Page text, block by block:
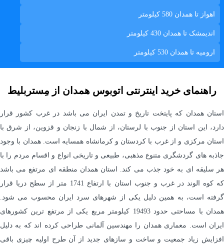
اهواز تا همدان 580 کیلومتر
انديمشک تا همدان 430 کیلومتر
اروميه تا همدان 530 کیلومتر
راهنمای خرید اینترنتی اتوبوس همدان از مِستربلیط
استان همدان که پایتخت تاریخ و تمدن ایران می باشد در غرب کشور قرار
دارد، این استان از جنوب با لرستان، از شمال با زنجان و قزوین، از شرق با
استان مرکزی و از غرب با کردستان و کرمانشاه همسایه است. همدان با وجود
جاذبه های گردشگری متنوع مذهبی، طبیعی و تاریخی انواع و اقسام مردم را با
هر سلیقه ای به خود جذب می کند. استان همدان منطقه ای مرتفع می باشد
که کوه الوند در غرب و جنوب استان با ارتفاع 1741 متر از سطح دریا قرار
گرفته است، به همین دلیل یکی از شهرهای سرد ایران محسوب می شود.
همدان با مساحتی حدود 19493 کیلومتر مربع یکی از مرتفع ترین کشورهای
ایران است. معماری همدان را مهندسین آلمانی طراحی کرده اند که به دلیل
افزایش زیاد جمعیت و ساخت ‌و سازهای جدید از آن طرح اولیه چیزی باقی